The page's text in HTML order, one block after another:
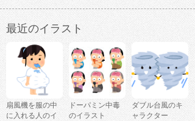
最近のイラスト
扇風機を服の中
に入れる人のイ
ドーパミン中毒
のイラスト
ダブル台風のキ
ャラクター